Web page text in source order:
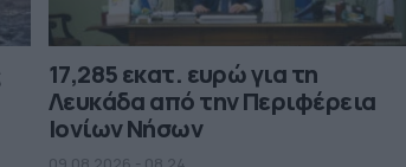
17,285 εκατ. ευρώ για τη
Λευκάδα από την Περιφέρεια
Ιονίων Νήσων